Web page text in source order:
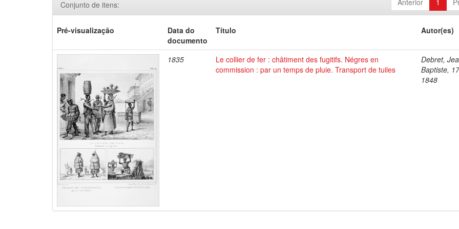
Anterior 1
Conjunto de itens:
Pré-visualização
Data do
documento
Título Autor(es)
1835
Le collier de fer : châtiment des fugitifs. Négres en
commission : par un temps de pluie. Transport de tuiles
Debret,
Baptiste,
1848